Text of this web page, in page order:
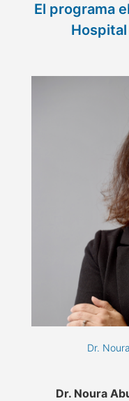
​​El programa
Dr.
Dr. Noura